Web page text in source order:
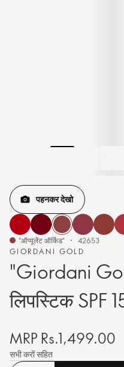
GIORDANI GOLD
"Giordani
लिपस्टिक SPF
पहनकर देखो
"ऑप्यूलेंट ऑर्किड" 42653
MRP Rs.1,499.00
सभी करों सहित